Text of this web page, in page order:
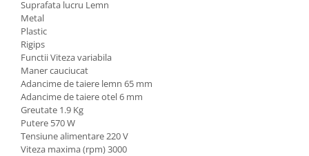
Pirostrii & Arzatoare
Plasa umbrire
Pompe de stropit
Radiatoare
Semanatoare,Plantatoare
Sere
Sobe pe gaz & electrice
Suprafata lucru Lemn
Metal
Plastic
Rigips
FunctiiViteza variabila
Maner cauciucat
Adancime de taiere lemn 65 mm
Adancime de taiere otel6 mm
Greutate 1.9 Kg
Putere 570 W
Tensiune alimentare220 V
Viteza maxima (rpm)3000